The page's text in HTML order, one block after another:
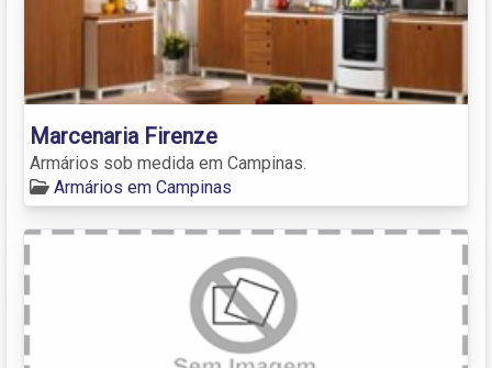
Marcenaria Firenze
Armários sob medida em Campinas.
Armários em Campinas